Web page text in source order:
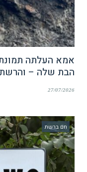
אמא העלתה
הבת שלה –
27/07/2026
חם ברשת